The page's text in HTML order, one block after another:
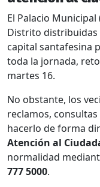
El Palacio
Distrito distribuidas
capital santafesina
toda la jornada,
martes 16.
No obstante, los
reclamos,
hacerlo de forma
Atención al
normalidad
777 5000.